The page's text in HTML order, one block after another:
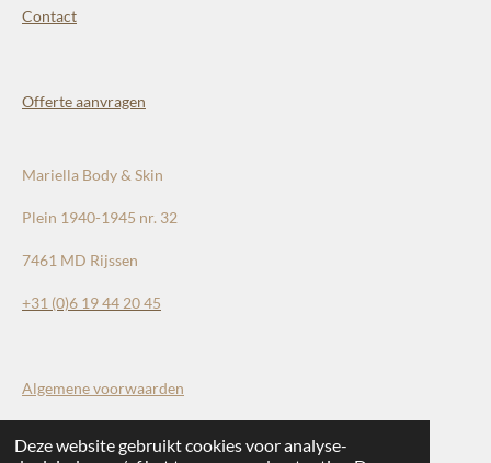
Deze website gebruikt cookies voor analyse-
Contact
Offerte aanvragen
Mariella Body & Skin
Plein 1940-1945 nr. 32
7461 MD Rijssen
+31 (0)6 19 44 20 45
Algemene voorwaarden